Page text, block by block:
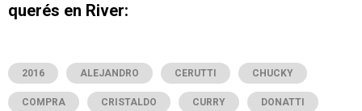
querés en River:
2016 ALEJANDRO CERUTTI CHUCKY
COMPRA CRISTALDO CURRY DONATTI